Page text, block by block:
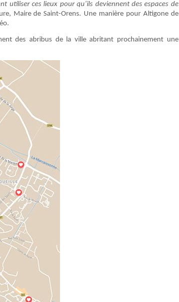
utiliser ces lieux pour qu’ils deviennent des espaces de
Maire de Saint-Orens. Une manière pour Altigone de
des abribus de la ville abritant prochainement une